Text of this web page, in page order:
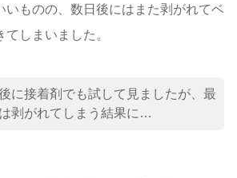
いものの、数日後にはまた剥がれてベ
しまいました。
に接着剤でも試して見ましたが、最
剥がれてしまう結果に…